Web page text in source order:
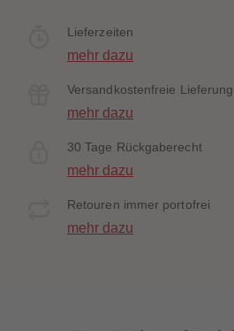
Lieferzeiten
mehr dazu
Versandkostenfreie
mehr dazu
30 Tage Rückgaberecht
mehr dazu
Retouren immer portofrei
mehr dazu